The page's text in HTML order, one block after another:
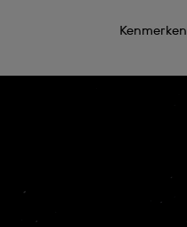
Kenmerken